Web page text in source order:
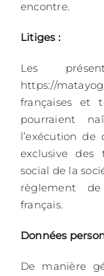
encontre.
Litiges :
Les
https://
françaises et
pourraient
l’exécution
exclusive
social de la
règlement
français.
Données
De manière